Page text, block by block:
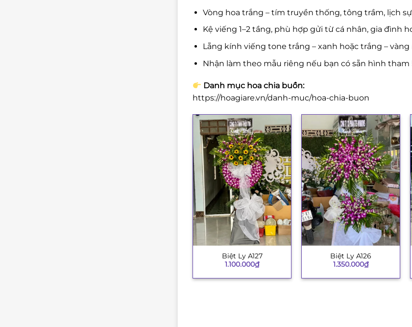
Vòng hoa trắng – tím truyền thống, tông trầm, lịch
Kệ viếng 1–2 tầng, phù hợp gửi từ cá nhân, gia đình
Lẵng kính viếng tone trắng – xanh hoặc trắng – vàng
Nhận làm theo mẫu riêng nếu bạn có sẵn hình tham
Danh mục hoa chia buồn:
https://hoagiare.vn/danh-muc/hoa-chia-buon
Biệt Ly A127
1.100.000₫
Biệt Ly A126
1.350.000₫